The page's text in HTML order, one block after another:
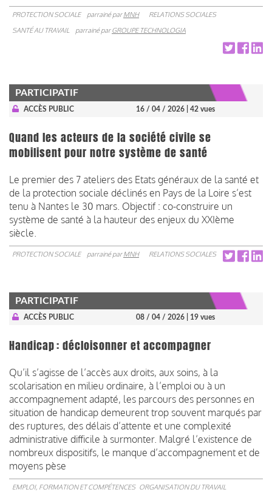
PROTECTION SOCIALE parrainé parMNH
RELATIONS SOCIALES
SANTÉ AU TRAVAIL
parrainé parGROUPE TECHNOLOGIA
PARTICIPATIF
ACCÈS PUBLIC 16 / 04 / 2026 | 42 vues
Quand les acteurs de la société civile se
mobilisent pour notre système de santé
Le premier des 7 ateliers des Etats généraux de la santé et
de la protection sociale déclinés en Pays de la Loire s’est
tenu à Nantes le 30 mars. Objectif : co-construire un
système de santé à la hauteur des enjeux du XXIème
siècle.
PROTECTION SOCIALE parrainé parMNH RELATIONS SOCIALES
PARTICIPATIF
ACCÈS PUBLIC 08 / 04 / 2026 | 19 vues
Handicap : décloisonner et accompagner
Qu’il s’agisse de l’accès aux droits, aux soins, à la
scolarisation en milieu ordinaire, à l’emploi ou à un
accompagnement adapté, les parcours des personnes en
situation de handicap demeurent trop souvent marqués par
des ruptures, des délais d’attente et une complexité
administrative difficile à surmonter. Malgré l’existence de
nombreux dispositifs, le manque d’accompagnement et de
moyens pèse
EMPLOI, FORMATION ET COMPÉTENCES ORGANISATION DU TRAVAIL